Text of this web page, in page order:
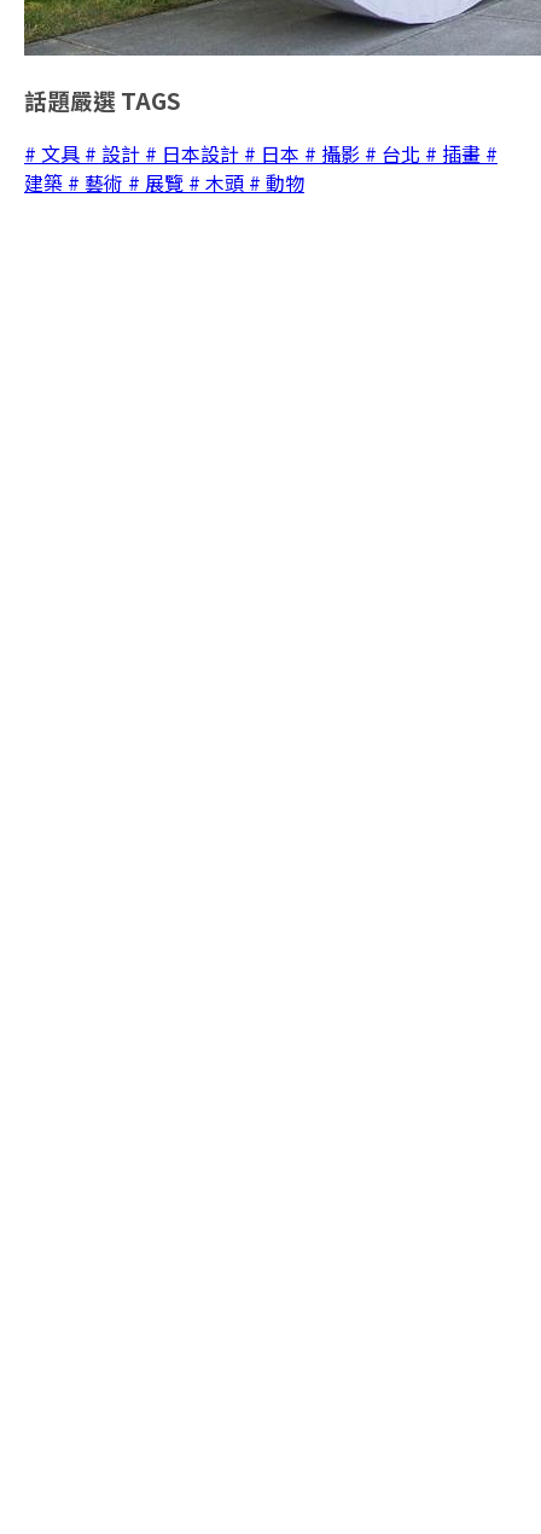
話題嚴選 TAGS
# 文具 # 設計 # 日本設計 # 日本 # 攝影 # 台北 # 插畫 #
建築 # 藝術 # 展覽 # 木頭 # 動物